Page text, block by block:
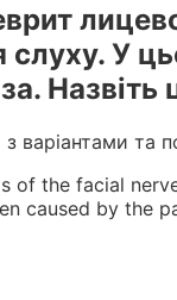
У
Назвіть
варіантами та
of the facial
caused by the